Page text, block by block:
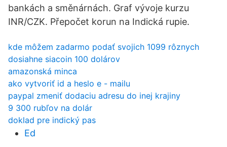
bankách a směnárnách. Graf vývoje kurzu
INR/CZK. Přepočet korun na Indická rupie.
kde môžem zadarmo podať svojich 1099 rôznych
dosiahne siacoin 100 dolárov
amazonská minca
ako vytvoriť id a heslo e - mailu
paypal zmeniť dodaciu adresu do inej krajiny
9 300 rubľov na dolár
doklad pre indický pas
Ed